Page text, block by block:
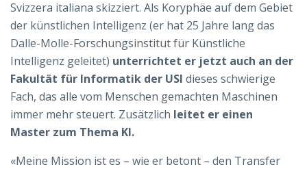
Svizzera italiana skizziert. Als Koryphäe auf dem Gebiet
der künstlichen Intelligenz (er hat 25 Jahre lang das
Dalle-Molle-Forschungsinstitut für Künstliche
Intelligenz geleitet) unterrichtet er jetzt auch an der
Fakultät für Informatik der USI dieses schwierige
Fach, das alle vom Menschen gemachten Maschinen
immer mehr steuert. Zusätzlich leitet er einen
Master zum Thema KI.
«Meine Mission ist es – wie er betont – den Transfer